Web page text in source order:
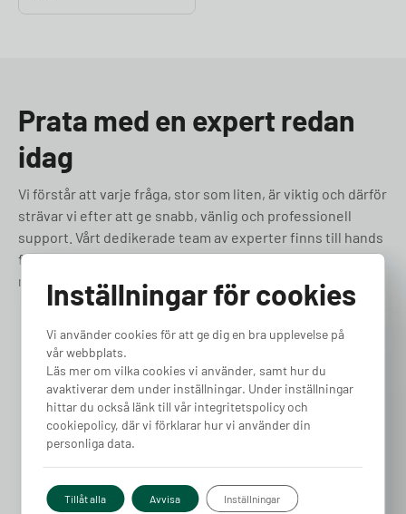
Prata med en expert redan
idag
Vi förstår att varje fråga, stor som liten, är viktig och därför
strävar vi efter att ge snabb, vänlig och professionell
support. Vårt dedikerade team av experter finns till hands
för att hjälpa dig med allt från tekniska frågor till praktiska
råd om elbilsladdning. Låt oss hjälpa dig!
031-180 180
Inställningar för cookies
Vi använder cookies för att ge dig en bra upplevelse på
vår webbplats.
Läs mer om vilka cookies vi använder, samt hur du
avaktiverar dem under inställningar. Under inställningar
hittar du också länk till vår integritetspolicy och
cookiepolicy, där vi förklarar hur vi använder din
personliga data.
Tillåt alla Avvisa Inställningar